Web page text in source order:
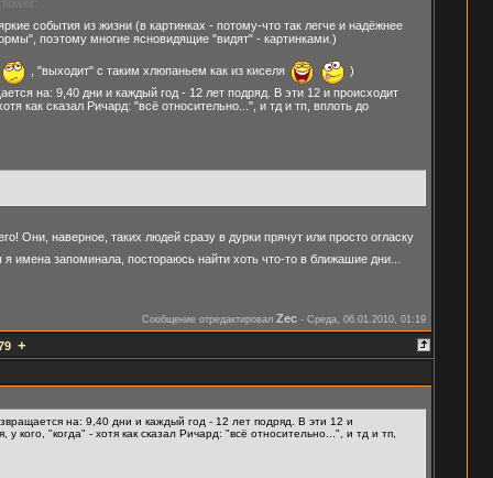
события из жизни (в картинках - потому-что так легче и надёжнее
поэтому многие ясновидящие "видят" - картинками.)
, "выходит" с таким хлюпаньем как из киселя
)
на: 9,40 дни и каждый год - 12 лет подряд. В эти 12 и происходит
как сказал Ричард: "всё относительно...", и тд и тп, вплоть до
Они, наверное, таких людей сразу в дурки прячут или просто огласку
запоминала, постораюсь найти хоть что-то в ближашие дни...
Сообщение отредактировал Zec- Среда, 06.01.2010, 01:19
+
на: 9,40 дни и каждый год - 12 лет подряд. В эти 12 и
кого, "когда" - хотя как сказал Ричард: "всё относительно...", и тд и тп,